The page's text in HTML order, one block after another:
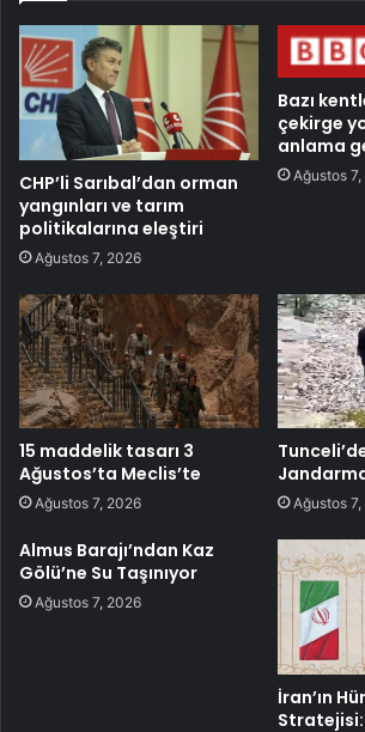
CHP’li Sarıbal’dan orman
yangınları ve tarım
politikalarına eleştiri
Ağustos 7, 2026
Bazı
çekirge
anlama
Ağustos
15 maddelik tasarı 3
Ağustos’ta Meclis’te
Ağustos 7, 2026 Ağustos
Almus Barajı’ndan Kaz
Gölü’ne Su Taşınıyor
Ağustos 7, 2026
İran’ın
Stratejisi: